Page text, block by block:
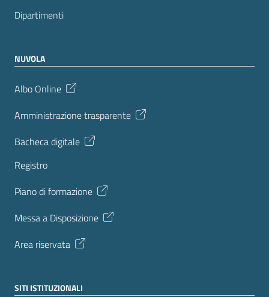
Dipartimenti
NUVOLA
Albo Online
Amministrazione trasparente
Bacheca digitale
Registro
Piano di formazione
Messa a Disposizione
Area riservata
SITI ISTITUZIONALI